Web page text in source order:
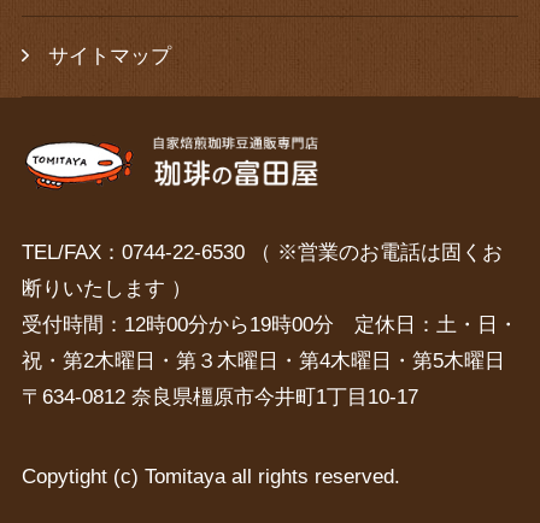
サイトマップ
TEL/FAX：0744-22-6530 （ ※営業のお電話は固くお
断りいたします ）
受付時間：12時00分から19時00分 定休日：土・日・
祝・第2木曜日・第３木曜日・第4木曜日・第5木曜日
〒634-0812 奈良県橿原市今井町1丁目10-17
Copytight (c) Tomitaya all rights reserved.